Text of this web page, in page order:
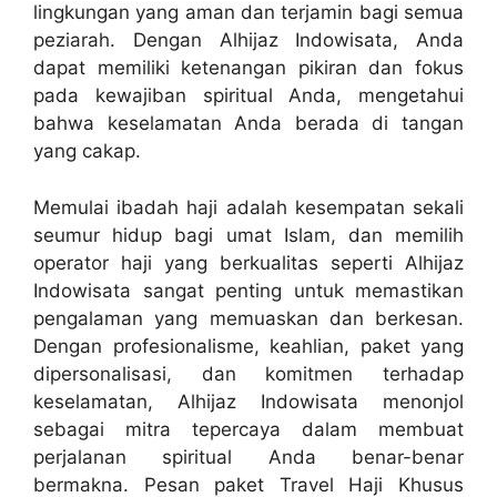
lingkungan yang aman dan terjamin bagi semua
peziarah. Dengan Alhijaz Indowisata, Anda
dapat memiliki ketenangan pikiran dan fokus
pada kewajiban spiritual Anda, mengetahui
bahwa keselamatan Anda berada di tangan
yang cakap.
Memulai ibadah haji adalah kesempatan sekali
seumur hidup bagi umat Islam, dan memilih
operator haji yang berkualitas seperti Alhijaz
Indowisata sangat penting untuk memastikan
pengalaman yang memuaskan dan berkesan.
Dengan profesionalisme, keahlian, paket yang
dipersonalisasi, dan komitmen terhadap
keselamatan, Alhijaz Indowisata menonjol
sebagai mitra tepercaya dalam membuat
perjalanan spiritual Anda benar-benar
bermakna. Pesan paket Travel Haji Khusus